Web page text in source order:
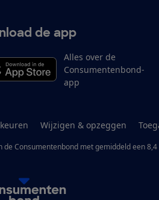
de app
Alles over de
Consumentenbond-
app
Wijzigen & opzeggen
de Consumentenbondmet gemiddeld een 8,4